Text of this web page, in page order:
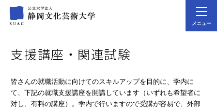
メニュー
支援講座・関連試験
皆さんの就職活動に向けてのスキルアップを目的に、学内に
て、下記の就職支援講座を開講しています（いずれも希望者に
対し、有料の講座）。学内で行いますので受講が容易で、外部